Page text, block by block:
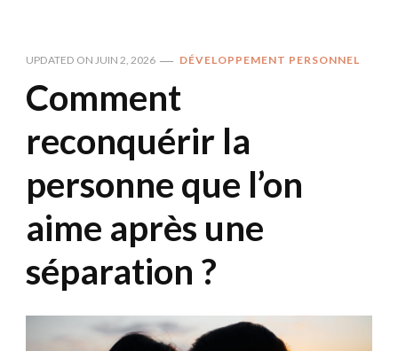
UPDATED ON JUIN 2, 2026 DÉVELOPPEMENT PERSONNEL
Comment
reconquérir la
personne que l’on
aime après une
séparation ?